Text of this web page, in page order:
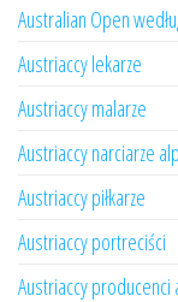
Australian Open
Austriaccy lekarze
Austriaccy malarze
Austriaccy narciarze
Austriaccy piłkarze
Austriaccy portreciści
Austriaccy